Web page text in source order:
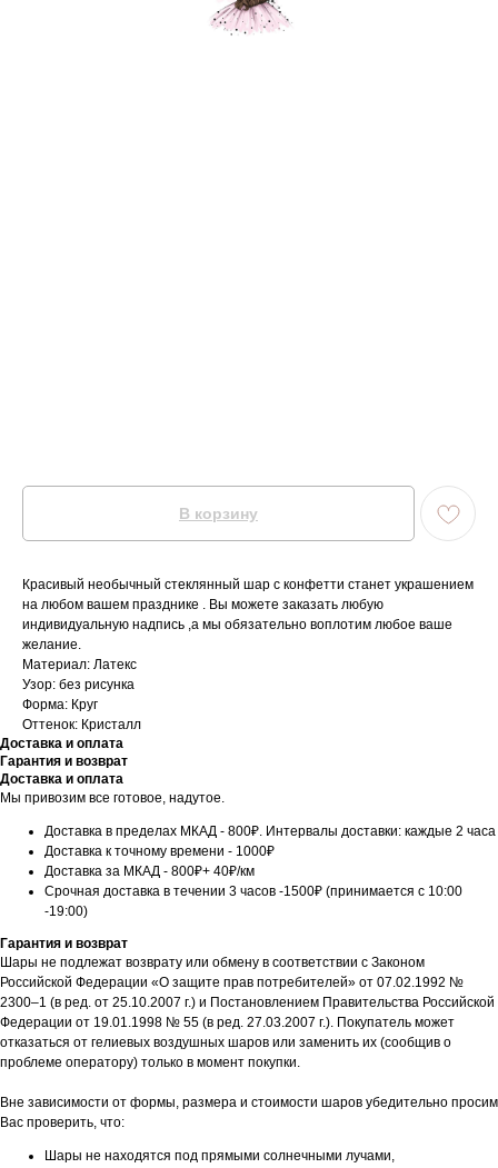
В корзину
Красивый необычный стеклянный шар с конфетти станет украшением
на любом вашем празднике . Вы можете заказать любую
индивидуальную надпись ,а мы обязательно воплотим любое ваше
желание.
Материал: Латекс
Узор: без рисунка
Форма: Круг
Оттенок: Кристалл
Доставка и оплата
Гарантия и возврат
Доставка и оплата
Мы привозим все готовое, надутое.
Доставка в пределах МКАД - 800₽. Интервалы доставки: каждые 2 часа
Доставка к точному времени - 1000₽
Доставка за МКАД - 800₽+ 40₽/км
Срочная доставка в течении 3 часов -1500₽ (принимается с 10:00
-19:00)
Гарантия и возврат
Шары не подлежат возврату или обмену в соответствии с Законом
Российской Федерации «О защите прав потребителей» от 07.02.1992 №
2300–1 (в ред. от 25.10.2007 г.) и Постановлением Правительства Российской
Федерации от 19.01.1998 № 55 (в ред. 27.03.2007 г.). Покупатель может
отказаться от гелиевых воздушных шаров или заменить их (сообщив о
проблеме оператору) только в момент покупки.
Вне зависимости от формы, размера и стоимости шаров убедительно просим
Вас проверить, что:
Шары не находятся под прямыми солнечными лучами,